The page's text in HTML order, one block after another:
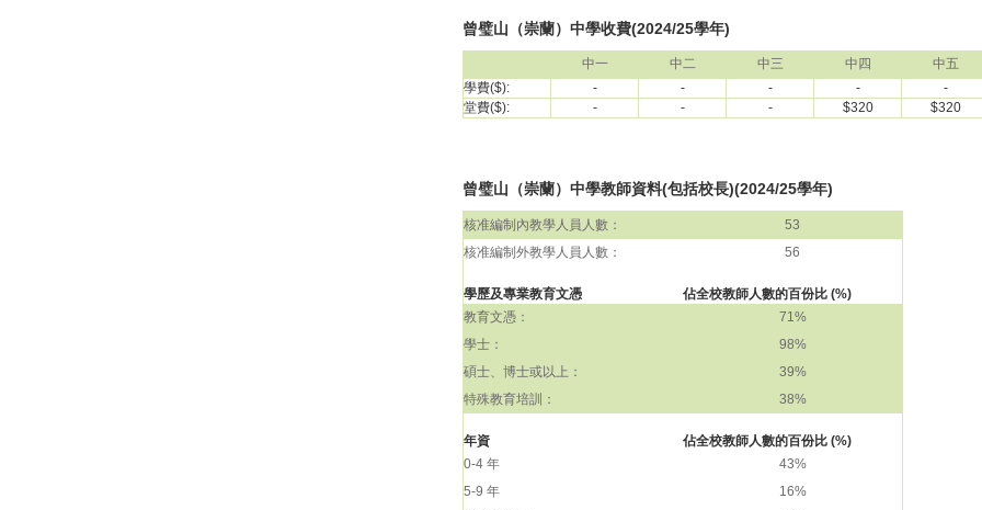
曾璧山（崇蘭）中學收費(2024/25學年)
中一 中二 中三 中四 中五
學費($):
- - - - -
堂費($):
- - - $320 $320
曾璧山（崇蘭）中學教師資料(包括校長)(2024/25學年)
核准編制內教學人員人數：
53
核准編制外教學人員人數：
56
學歷及專業教育文憑
佔全校教師人數的百份比 (%)
教育文憑：
71%
學士：
98%
碩士、博士或以上：
39%
特殊教育培訓：
38%
年資
佔全校教師人數的百份比 (%)
0-4 年
43%
5-9 年
16%